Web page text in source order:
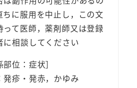
ちに服用を中止し，この文
って医師，薬剤師又は登録
に相談してください
部位：症状］
発疹・発赤，かゆみ